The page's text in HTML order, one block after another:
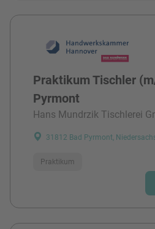
Praktikum Tischler
Pyrmont
Hans Mundrzik Tischlerei
31812 Bad Pyrmont,
Praktikum